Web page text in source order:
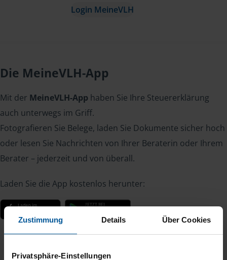
Zustimmung Details Über Cookies
Privatsphäre-Einstellungen
Login MeineVLH
Die MeineVLH-App
Mit der MeineVLH-App haben Sie Ihre Steuererklärung
auch unterwegs im Griff.
Fotografieren Sie Belege, laden Sie Dokumente sicher hoch
oder lesen Sie Nachrichten von Ihrer Beraterin oder Ihrem
Berater – jederzeit und von überall.
Laden Sie die App kostenlos herunter: